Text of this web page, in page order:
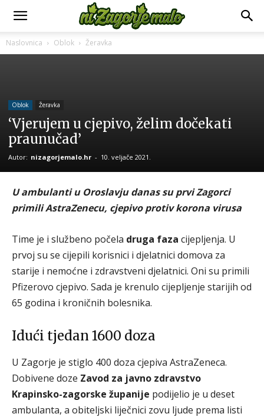
Naslovnica Oblok Žeravka
Oblok Žeravka
‘Vjerujem u cjepivo, želim dočekati
praunučad’
Autor: nizagorjemalo.hr - 10. veljače 2021.
U ambulanti u Oroslavju danas su prvi Zagorci
primili AstraZenecu, cjepivo protiv korona virusa
Time je i službeno počela druga faza cijepljenja. U
prvoj su se cijepili korisnici i djelatnici domova za
starije i nemoćne i zdravstveni djelatnici. Oni su primili
Pfizerovo cjepivo. Sada je krenulo cijepljenje starijih od
65 godina i kroničnih bolesnika.
Idući tjedan 1600 doza
U Zagorje je stiglo 400 doza cjepiva AstraZeneca.
Dobivene doze Zavod za javno zdravstvo
Krapinsko-zagorske županije podijelio je u deset
ambulanta, a obiteljski liječnici zovu ljude prema listi